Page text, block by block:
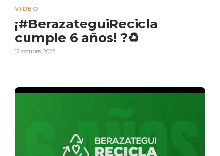
VIDEO
¡#BerazateguiRecicla
cumple 6 años! ?♻
12 octubre, 2022